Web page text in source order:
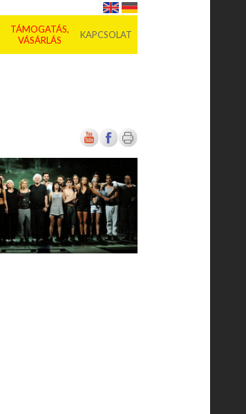
TÁMOGATÁS,
VÁSÁRLÁS
KAPCSOLAT